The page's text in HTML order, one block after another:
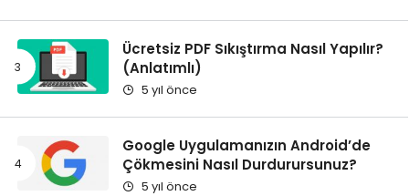
Ücretsiz PDF Sıkıştırma Nasıl Yapılır?
(Anlatımlı)
5 yıl önce
Google Uygulamanızın Android’de
Çökmesini Nasıl Durdurursunuz?
5 yıl önce